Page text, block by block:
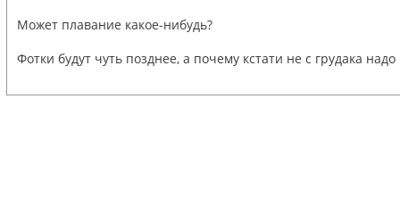
Может плавание какое-нибудь?
Фотки будут чуть позднее, а почему кстати не с грудака